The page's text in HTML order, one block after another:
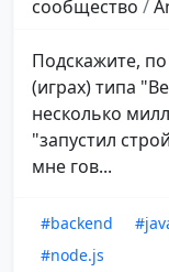
сообщество /
Подскажите,
(играх) типа
несколько
"запустил
мне гов...
#backend
#node.js